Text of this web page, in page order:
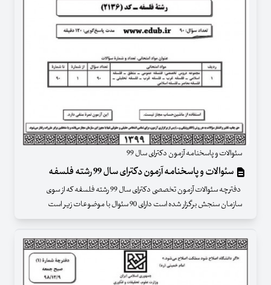
سئوالات و پاسخنامه آزمون دکترای سال 99
سئوالات و پاسخنامه آزمون دکترای سال 99 رشته فلسفه
دفترچه سئوالات آزمون تخصصی دکترای سال 99 رشته فلسفه که از سوی
سازمان سنجش برگزار شده است دارای 90 سئوال با موضوعات زیر است